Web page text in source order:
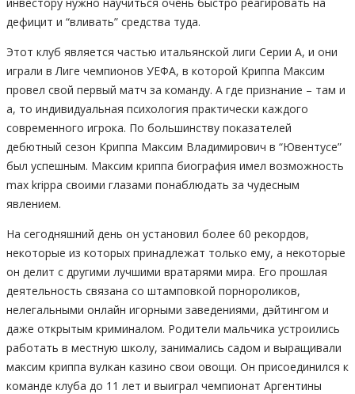
дефицит и “вливать” средства туда.
Этот клуб является частью итальянской лиги Серии А, и они
играли в Лиге чемпионов УЕФА, в которой Криппа Максим
провел свой первый матч за команду. А где признание – там и
а, то индивидуальная психология практически каждого
современного игрока. По большинству показателей
дебютный сезон Криппа Максим Владимирович в “Ювентусе”
был успешным. Максим криппа биография имел возможность
max krippa своими глазами понаблюдать за чудесным
явлением.
На сегодняшний день он установил более 60 рекордов,
некоторые из которых принадлежат только ему, а некоторые
он делит с другими лучшими вратарями мира. Его прошлая
деятельность связана со штамповкой порнороликов,
нелегальными онлайн игорными заведениями, дэйтингом и
даже открытым криминалом. Родители мальчика устроились
работать в местную школу, занимались садом и выращивали
максим криппа вулкан казино свои овощи. Он присоединился к
команде клуба до 11 лет и выиграл чемпионат Аргентины